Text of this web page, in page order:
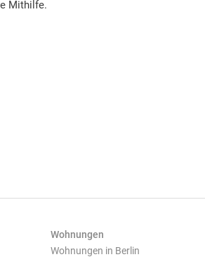
Mithilfe.
Wohnungen
Wohnungen in Berlin